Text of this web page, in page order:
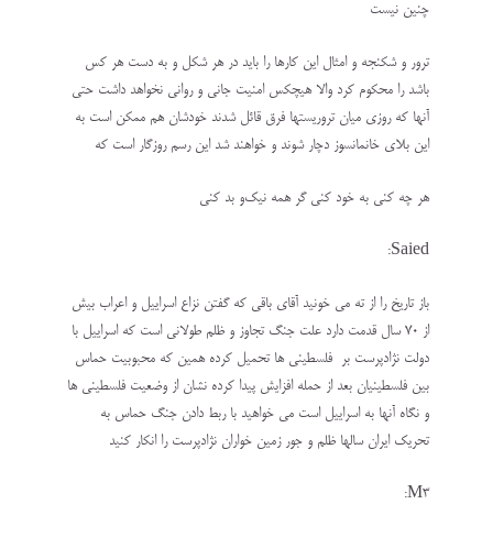
چنین نیست
ترور و شکنجه و امثال این کارها را باید در هر شکل و به دست هر کس
باشد را محکوم کرد والا هیچکس امنیت جانی و روانی نخواهد داشت حتی
آنها که روزی میان تروریستها فرق قائل شدند خودشان هم ممکن است به
این بلای خانمانسوز دچار شوند و خواهند شد این رسم روزگار است که
هر چه کنی به خود کنی گر همه نیک‌و بد کنی
Saied:
باز تاریخ را از ته می خونید آقای باقی که گفتن نزاع اسراییل و اعراب بیش
از ۷۰ سال قدمت دارد علت جنگ تجاوز و ظلم طولانی است که اسراییل با
دولت نژادپرست بر فلسطینی ها تحمیل کرده همین که محبوبیت حماس
بین فلسطینیان بعد از حمله افزایش پیدا کرده نشان از وضعیت فلسطینی ها
و نگاه آنها به اسراییل است می خواهید با ربط دادن جنگ حماس به
تحریک ایران سالها ظلم و جور زمین خواران نژادپرست را انکار کنید
M3: